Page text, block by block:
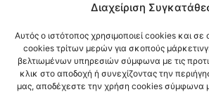
Διαχείριση
Αυτός ο ιστότοπος χρησιμοποιεί cookies και σε
cookies τρίτων μερών για σκοπούς
βελτιωμένων υπηρεσιών σύμφωνα με τις
κλικ στο αποδοχή ή συνεχίζοντας την
μας, αποδέχεστε την χρήση cookies σύμφωνα